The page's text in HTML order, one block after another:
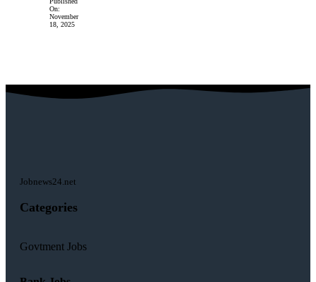
On:
November
18, 2025
Jobnews24.net
Categories
Govtment Jobs